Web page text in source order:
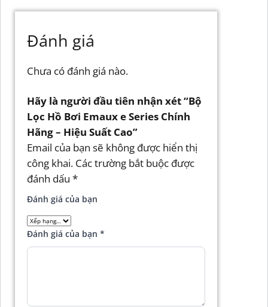
Đánh giá
Chưa có đánh giá nào.
Hãy là người đầu tiên nhận xét “Bộ
Lọc Hồ Bơi Emaux e Series Chính
Hãng – Hiệu Suất Cao”
Email của bạn sẽ không được hiển thị
công khai. Các trường bắt buộc được
đánh dấu *
Đánh giá của bạn
Đánh giá của bạn *